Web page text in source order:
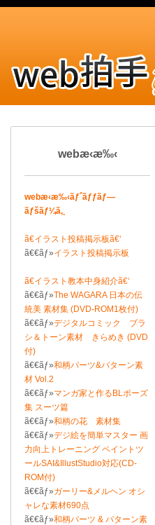
webæ‹æ‰‹
webæ‹æ‰‹ãƒˆãƒƒãƒ—
ãƒšãƒ¼ã‚¸
ã€イラスト投稿掲示板ã€‘
ã€€ãƒ»イラスト投稿掲示板
ã€イラスト教本中身紹介ã€‘
ã€€ãƒ»The WAGARA 日本の伝
統美 素材集 (DVD-ROM1枚付)
ã€€ãƒ»デジタルコミック ブラ
シ＆トーン素材 きらめき (DVD
付)
ã€€ãƒ»和柄パーツ&パターン素
材 Vol.2
ã€€ãƒ»マンガ家と作るBLポーズ
集 スーツ篇
ã€€ãƒ»和柄の花 素材集
ã€€ãƒ»デジ絵を簡単マスター 画
力向上トレーニング ペイントツ
ールSAI&IllustStudio対応(CD-
ROM付)
ã€€ãƒ»ガーリー&メルヘン オシ
ャレな素材690点
ã€€ãƒ»和柄パーツ & パターン素